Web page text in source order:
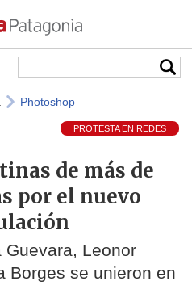
Photoshop
PROTESTA EN REDES
de más de
por el nuevo
Guevara, Leonor
Borges se unieron en